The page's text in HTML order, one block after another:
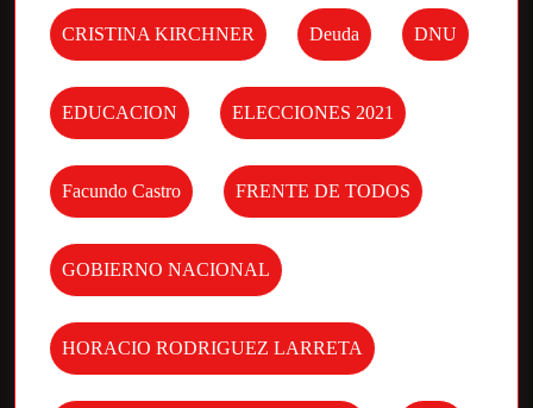
CRISTINA KIRCHNER Deuda DNU
EDUCACION ELECCIONES 2021
Facundo Castro FRENTE DE TODOS
GOBIERNO NACIONAL
HORACIO RODRIGUEZ LARRETA